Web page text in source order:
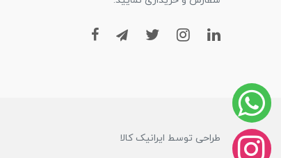
طراحی توسط ایرانیک کالا